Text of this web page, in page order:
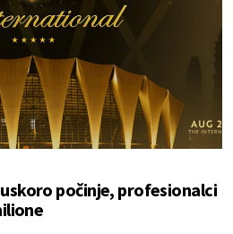
počinje, profesionalci